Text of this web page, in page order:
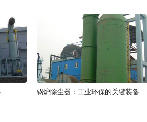
锅炉除尘器：工业环保的关键装备